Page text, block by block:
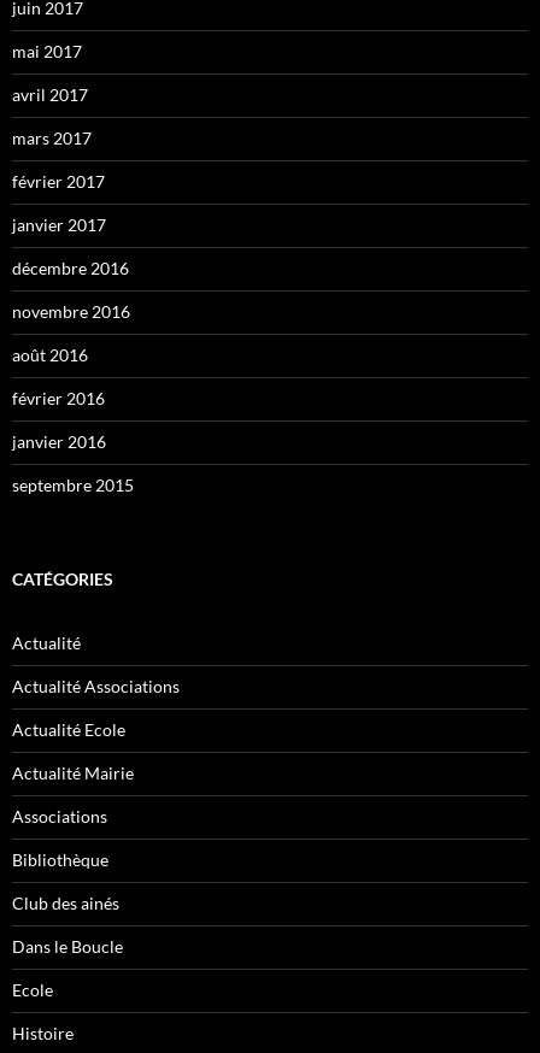
juin 2017
mai 2017
avril 2017
mars 2017
février 2017
janvier 2017
décembre 2016
novembre 2016
août 2016
février 2016
janvier 2016
septembre 2015
CATÉGORIES
Actualité
Actualité Associations
Actualité Ecole
Actualité Mairie
Associations
Bibliothèque
Club des ainés
Dans le Boucle
Ecole
Histoire